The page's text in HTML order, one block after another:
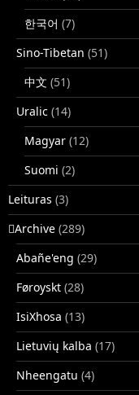
한국어 (7)
Sino-Tibetan (51)
中文 (51)
Uralic (14)
Magyar (12)
Suomi (2)
Leituras (3)
􏿽Archive (289)
Abañe'eng (29)
Føroyskt (28)
IsiXhosa (13)
Lietuvių kalba (17)
Nheengatu (4)